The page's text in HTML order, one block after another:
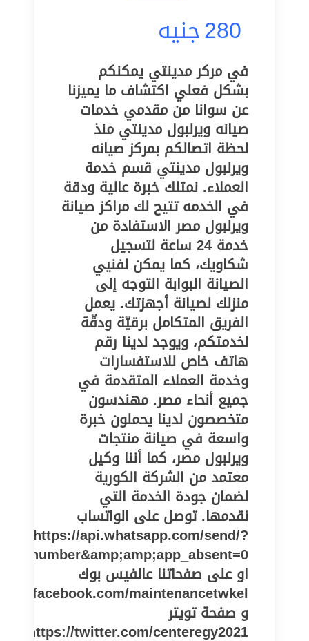
280جنيه
في مركر مدينتي يمكنكم
بشكل فعلي اكتشاف ما يميزنا
عن سوانا من مقدمي خدمات
صيانه ويرلبول مدينتي منذ
لحظة اتصالكم بمركز صيانه
ويرلبول مدينتي قسم خدمة
العملاء. نمتلك خبرة عالية ودقة
في الخدمه تتيح لك مراكز صيانة
ويرلبول مصر الاستفادة من
خدمة 24 ساعة لتسجيل
شكاويك، كما يمكن لفنيي
الصيانة البوابة التوجه إلى
منزلك لصيانة أجهزتك. يعمل
الفريق المتكامل برقيّة ودقّة
لخدمتكم، ويوجد لدينا رقم
هاتف خاص للاستفسارات
وخدمة العملاء المتقدمة في
جميع أنحاء مصر. مهندسون
متخصصون لدينا يحملون خبرة
واسعة في صيانة منتجات
ويرلبول مصر، كما أننا وكيل
معتمد من الشركة الكورية
لضمان جودة الخدمة التي
نقدمها. توصل على الواتساب
https://api.whatsapp.com/send/?
او على صفحاتنا عالفيس بوك
maintenancetwkel
و صفحة تويتر
https://twitter.com/centeregy2021